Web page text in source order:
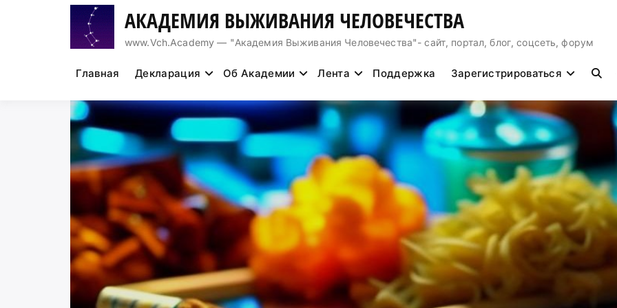
АКАДЕМИЯ ВЫЖИВАНИЯ ЧЕЛОВЕЧЕСТВА
www.Vch.Academy — "Академия Выживания Человечества"- сайт, портал, блог, соцсеть, форум
Главная Декларация Об Академии Лента Поддержка Зарегистрироваться